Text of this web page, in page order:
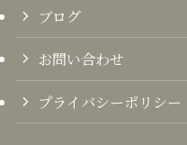
ブログ
お問い合わせ
プライバシーポリシー